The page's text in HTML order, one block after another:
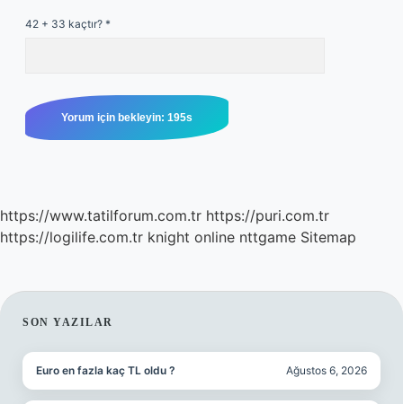
42 + 33 kaçtır? *
https://www.tatilforum.com.tr https://puri.com.tr
https://logilife.com.tr knight online nttgame Sitemap
SIDEBAR
SON YAZILAR
Euro en fazla kaç TL oldu ? Ağustos 6, 2026